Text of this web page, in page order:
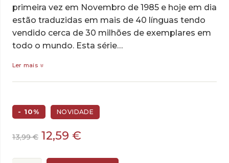
primeira vez em Novembro de 1985 e hoje em dia
estão traduzidas em mais de 40 línguas tendo
vendido cerca de 30 milhões de exemplares em
todo o mundo. Esta série…
Ler mais
- 10% NOVIDADE
13,99€ O
12,59 €